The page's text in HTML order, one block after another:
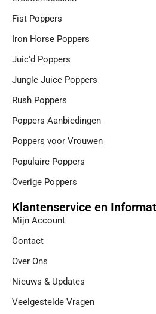
Fist Poppers
Iron Horse Poppers
Juic'd Poppers
Jungle Juice Poppers
Rush Poppers
Poppers Aanbiedingen
Poppers voor Vrouwen
Populaire Poppers
Overige Poppers
Klantenservice en
Mijn Account
Contact
Over Ons
Nieuws & Updates
Veelgestelde Vragen